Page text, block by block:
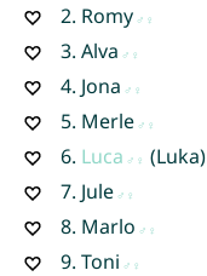
2. Romy
3. Alva
4. Jona
5. Merle
6. Luca
(Luka)
7. Jule
8. Marlo
9. Toni